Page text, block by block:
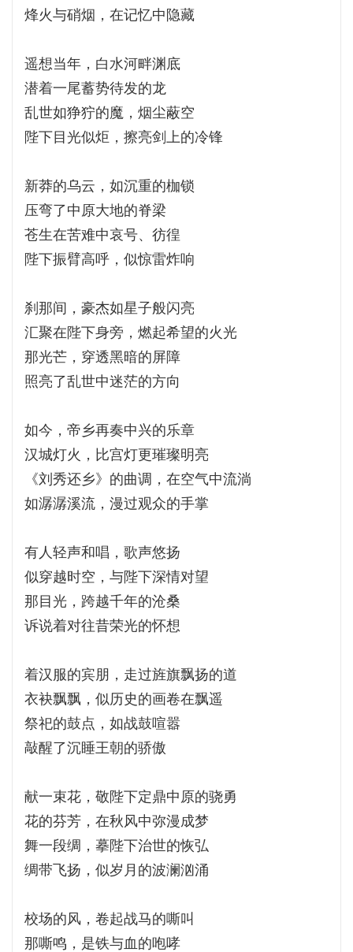
烽火与硝烟，在记忆中隐藏
遥想当年，白水河畔渊底
潜着一尾蓄势待发的龙
乱世如狰狞的魔，烟尘蔽空
陛下目光似炬，擦亮剑上的冷锋
新莽的乌云，如沉重的枷锁
压弯了中原大地的脊梁
苍生在苦难中哀号、彷徨
陛下振臂高呼，似惊雷炸响
刹那间，豪杰如星子般闪亮
汇聚在陛下身旁，燃起希望的火光
那光芒，穿透黑暗的屏障
照亮了乱世中迷茫的方向
如今，帝乡再奏中兴的乐章
汉城灯火，比宫灯更璀璨明亮
《刘秀还乡》的曲调，在空气中流淌
如潺潺溪流，漫过观众的手掌
有人轻声和唱，歌声悠扬
似穿越时空，与陛下深情对望
那目光，跨越千年的沧桑
诉说着对往昔荣光的怀想
着汉服的宾朋，走过旌旗飘扬的道
衣袂飘飘，似历史的画卷在飘遥
祭祀的鼓点，如战鼓喧嚣
敲醒了沉睡王朝的骄傲
献一束花，敬陛下定鼎中原的骁勇
花的芬芳，在秋风中弥漫成梦
舞一段绸，摹陛下治世的恢弘
绸带飞扬，似岁月的波澜汹涌
校场的风，卷起战马的嘶叫
那嘶鸣，是铁与血的咆哮